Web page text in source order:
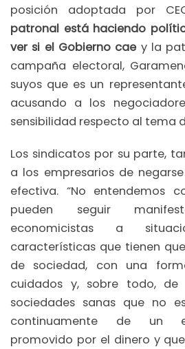
posición adoptada por
patronal está haciendo
ver si el Gobierno caey la
campaña electoral,
suyos que es un
acusando a los
sensibilidad respecto al tema
Los sindicatos por su parte,
a los empresarios de
efectiva. “No entendemos
pueden seguir
economicistas a
características que tienen
de sociedad, con una
cuidados y, sobre todo, de
sociedades sanas que no
continuamente de un
promovido por el dinero y